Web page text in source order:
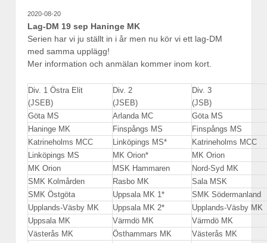
2020-08-20
Lag-DM 19 sep Haninge MK
Serien har vi ju ställt in i år men nu kör vi ett lag-DM
med samma upplägg!
Mer information och anmälan kommer inom kort.
Div. 1 Östra Elit
(JSEB)
Div. 2
(JSEB)
Div. 3
(JSB)
Göta MS
Arlanda MC
Göta MS
Haninge MK
Finspångs MS
Finspångs MS
Katrineholms MCC
Linköpings MS*
Katrineholms MCC
Linköpings MS
MK Orion*
MK Orion
MK Orion
MSK Hammaren
Nord-Syd MK
SMK Kolmården
Rasbo MK
Sala MSK
SMK Östgöta
Uppsala MK 1*
SMK Södermanland
Upplands-Väsby MK
Uppsala MK 2*
Upplands-Väsby MK
Uppsala MK
Värmdö MK
Värmdö MK
Västerås MK
Östhammars MK Västerås MK